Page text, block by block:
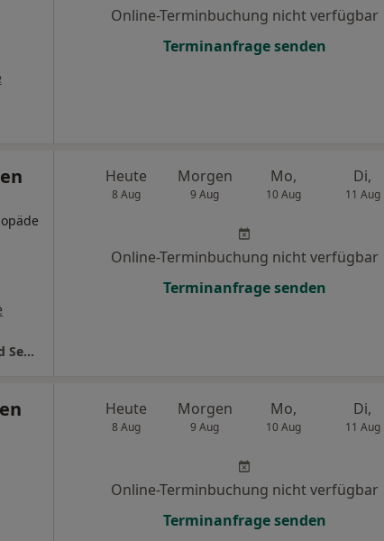
Online-Terminbuchung nicht verfügbar
Terminanfrage senden
Dr.med. Peter Jörling Dr.med. David Roosen und Sergej Bergen
Heute
8 Aug
Morgen
9 Aug
Mo,
10 Aug
Di,
11 Aug
Online-Terminbuchung nicht verfügbar
Terminanfrage senden
Heute
8 Aug
Morgen
9 Aug
Mo,
10 Aug
Di,
11 Aug
Online-Terminbuchung nicht verfügbar
Terminanfrage senden